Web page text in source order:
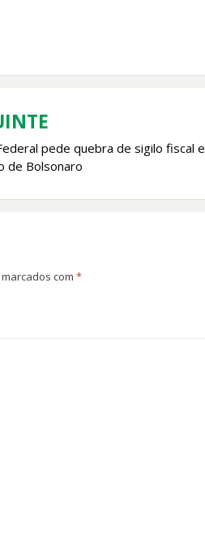
pede quebra de sigilo fiscal e
de Bolsonaro
com *